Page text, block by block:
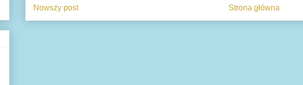
Nowszy post Strona główna